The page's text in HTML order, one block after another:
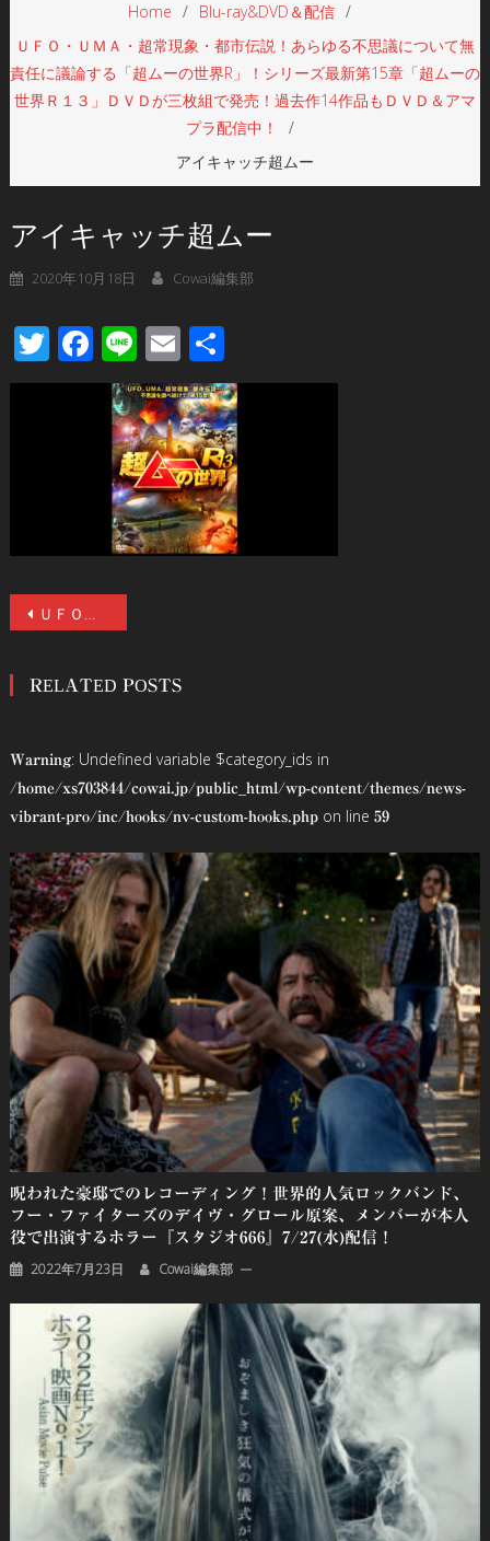
Home
Blu-ray&DVD＆配信
ＵＦＯ・ＵＭＡ・超常現象・都市伝説！あらゆる不思議について無
責任に議論する「超ムーの世界R」！シリーズ最新第15章「超ムーの
世界Ｒ１３」ＤＶＤが三枚組で発売！過去作14作品もＤＶＤ＆アマ
プラ配信中！
アイキャッチ超ムー
アイキャッチ超ムー
2020年10月18日 Cowai編集部
Twitter
Facebook
LineEmail
有
投
ナ
ゲ
ー
シ
ョ
ン
ＵＦＯ・ＵＭＡ・超常現象・都市伝説！あらゆる不思議について無責任に議論する「超ムーの世界R」！シリーズ最新第15章「超ムーの世界Ｒ１３」ＤＶＤが三枚組で発売！過去作14作品もＤＶＤ＆アマプラ配信中！
RELATED POSTS
Warning: Undefined variable $category_ids in
/home/xs703844/cowai.jp/public_html/wp-content/themes/news-
vibrant-pro/inc/hooks/nv-custom-hooks.phpon line 59
呪われた豪邸でのレコーディング！世界的人気ロックバンド、
フー・ファイターズのデイヴ・グロール原案、メンバーが本人
役で出演するホラー『スタジオ666』7/27(水)配信！
2022年7月23日 Cowai編集部